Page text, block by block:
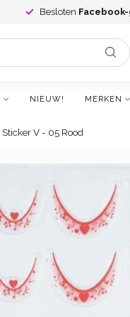
Besloten
NIEUW! MERKEN
V - 05 Rood